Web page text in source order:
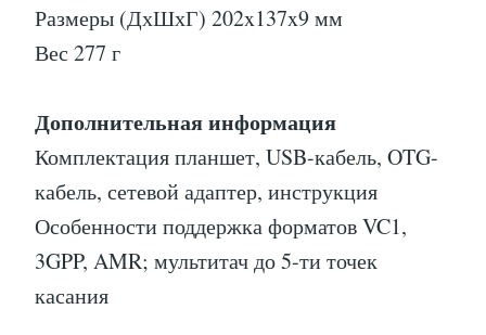
Размеры (ДхШхГ) 202x137x9 мм
Вес 277 г
Дополнительная информация
Комплектация планшет, USB-кабель, OTG-
кабель, сетевой адаптер, инструкция
Особенности поддержка форматов VC1,
3GPP, AMR; мультитач до 5-ти точек
касания